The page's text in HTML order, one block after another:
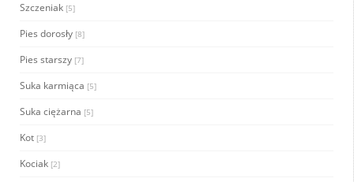
Szczeniak [5]
Pies dorosły [8]
Pies starszy [7]
Suka karmiąca [5]
Suka ciężarna [5]
Kot [3]
Kociak [2]